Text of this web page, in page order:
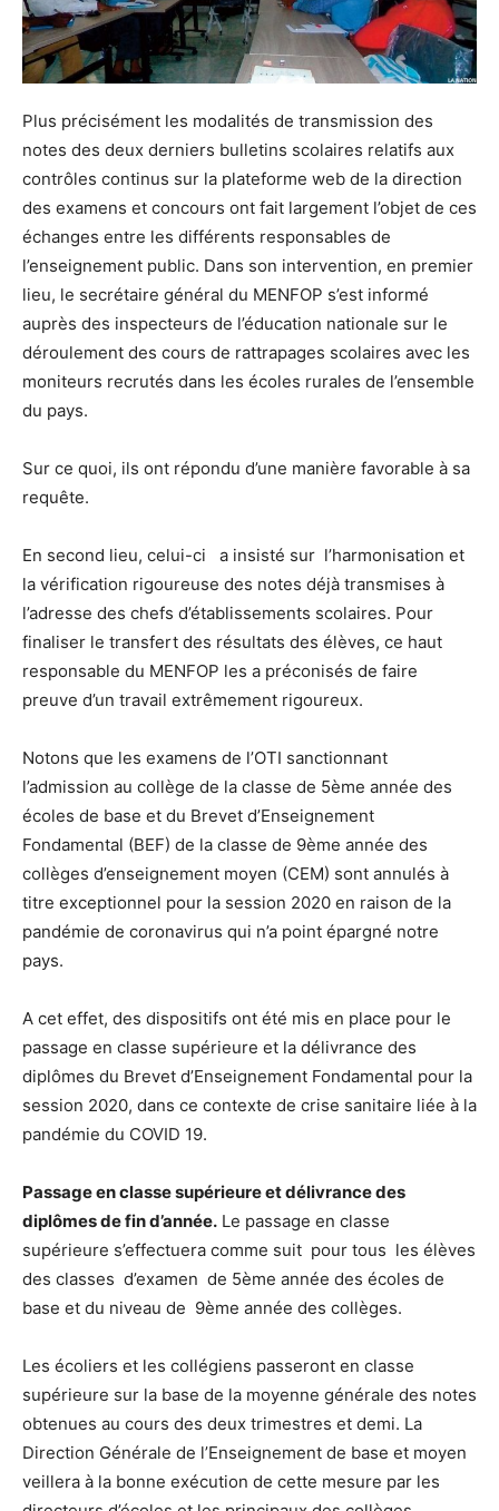
Plus précisément les modalités de transmission des
notes des deux derniers bulletins scolaires relatifs aux
contrôles continus sur la plateforme web de la direction
des examens et concours ont fait largement l’objet de ces
échanges entre les différents responsables de
l’enseignement public. Dans son intervention, en premier
lieu, le secrétaire général du MENFOP s’est informé
auprès des inspecteurs de l’éducation nationale sur le
déroulement des cours de rattrapages scolaires avec les
moniteurs recrutés dans les écoles rurales de l’ensemble
du pays.
Sur ce quoi, ils ont répondu d’une manière favorable à sa
requête.
En second lieu, celui-ci a insisté sur l’harmonisation et
la vérification rigoureuse des notes déjà transmises à
l’adresse des chefs d’établissements scolaires. Pour
finaliser le transfert des résultats des élèves, ce haut
responsable du MENFOP les a préconisés de faire
preuve d’un travail extrêmement rigoureux.
Notons que les examens de l’OTI sanctionnant
l’admission au collège de la classe de 5ème année des
écoles de base et du Brevet d’Enseignement
Fondamental (BEF) de la classe de 9ème année des
collèges d’enseignement moyen (CEM) sont annulés à
titre exceptionnel pour la session 2020 en raison de la
pandémie de coronavirus qui n’a point épargné notre
pays.
A cet effet, des dispositifs ont été mis en place pour le
passage en classe supérieure et la délivrance des
diplômes du Brevet d’Enseignement Fondamental pour la
session 2020, dans ce contexte de crise sanitaire liée à la
pandémie du COVID 19.
Passage en classe supérieure et délivrance des
diplômes de fin d’année. Le passage en classe
supérieure s’effectuera comme suit pour tous les élèves
des classes d’examen de 5ème année des écoles de
base et du niveau de 9ème année des collèges.
Les écoliers et les collégiens passeront en classe
supérieure sur la base de la moyenne générale des notes
obtenues au cours des deux trimestres et demi. La
Direction Générale de l’Enseignement de base et moyen
veillera à la bonne exécution de cette mesure par les